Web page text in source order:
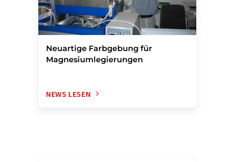
Neuartige Farbgebung für
Magnesiumlegierungen
NEWS LESEN